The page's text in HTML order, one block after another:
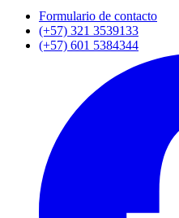
Formulario de contacto
(+57) 321 3539133
(+57) 601 5384344